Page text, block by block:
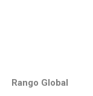
Rango Global